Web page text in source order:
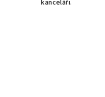
kanceláři.